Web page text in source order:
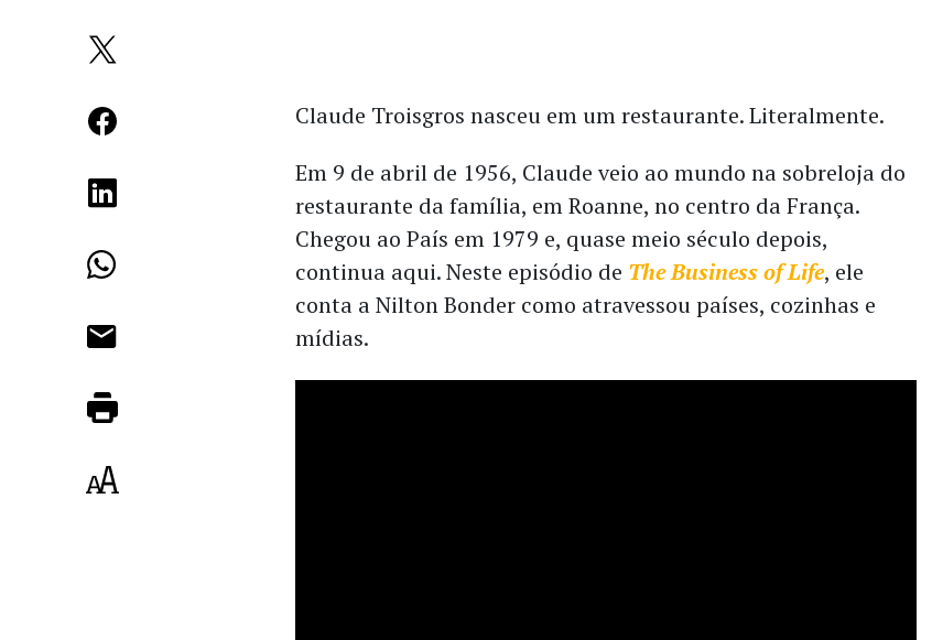
Claude Troisgros nasceu em um restaurante. Literalmente.
Em 9 de abril de 1956, Claude veio ao mundo na sobreloja do
restaurante da família, em Roanne, no centro da França.
Chegou ao País em 1979 e, quase meio século depois,
continua aqui. Neste episódio de The Business of Life, ele
conta a Nilton Bonder como atravessou países, cozinhas e
mídias.